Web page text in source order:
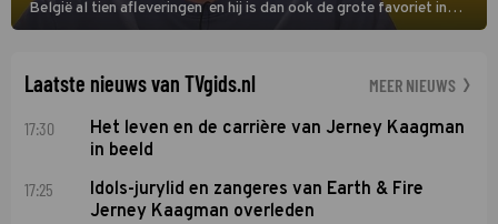
België al tien afleveringen en hij is dan ook de grote favoriet in
deze seizoensfinale. En er is Nederlandse inbreng, want komiek
Laatste nieuws van TVgids.nl MEER NIEUWS
17:30
Het leven en de carrière van Jerney Kaagman
in beeld
17:25
Idols-jurylid en zangeres van Earth & Fire
Jerney Kaagman overleden